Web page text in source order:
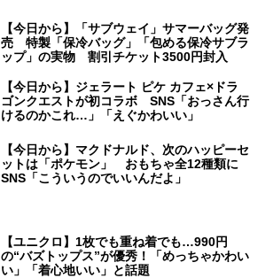
【今日から】「サブウェイ」サマーバッグ発
売 特製「保冷バッグ」「包める保冷サブラ
ップ」の実物 割引チケット3500円封入
【今日から】ジェラート ピケ カフェ×ドラ
ゴンクエストが初コラボ SNS「おっさん行
けるのかこれ…」「えぐかわいい」
【今日から】マクドナルド、次のハッピーセ
ットは「ポケモン」 おもちゃ全12種類に
SNS「こういうのでいいんだよ」
【ユニクロ】1枚でも重ね着でも…990円
の“バズトップス”が優秀！「めっちゃかわい
い」「着心地いい」と話題